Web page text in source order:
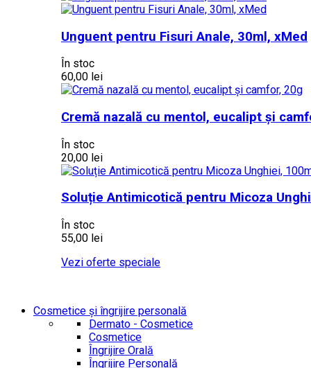
Unguent pentru Fisuri Anale, 30ml, xMed
În stoc
60,00 lei
Cremă nazală cu mentol, eucalipt și
În stoc
20,00 lei
Soluție Antimicotică pentru Micoza
În stoc
55,00 lei
Vezi oferte speciale
Cosmetice și îngrijire personală
Dermato - Cosmetice
Cosmetice
Îngrijire Orală
Îngrijire Personală